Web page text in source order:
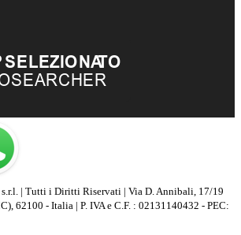
| Tutti i Diritti Riservati | Via D. Annibali, 17/19
62100 - Italia | P. IVA e C.F. : 02131140432 - PEC: